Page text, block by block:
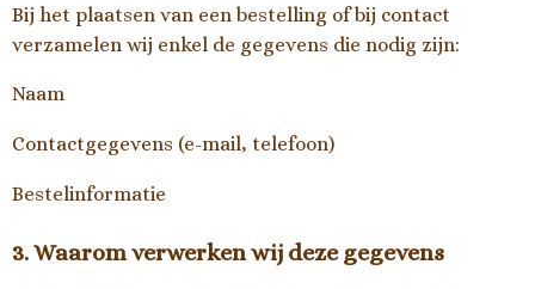
Bij het plaatsen van een bestelling of bij contact
verzamelen wij enkel de gegevens die nodig zijn:
Naam
Contactgegevens (e-mail, telefoon)
Bestelinformatie
3. Waarom verwerken wij deze gegevens